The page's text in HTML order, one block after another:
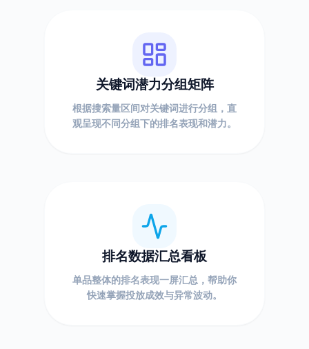
关键词潜力分组矩阵
根据搜索量区间对关键词进行分组，直
观呈现不同分组下的排名表现和潜力。
排名数据汇总看板
单品整体的排名表现一屏汇总，帮助你
快速掌握投放成效与异常波动。